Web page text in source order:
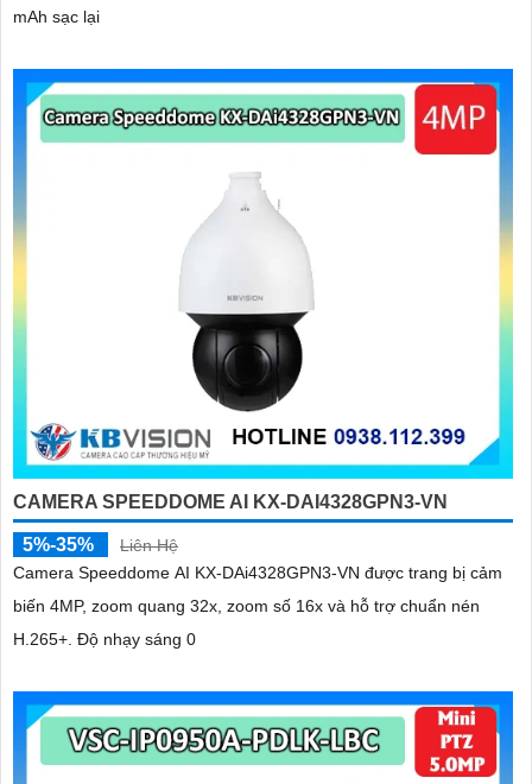
mAh sạc lại
CAMERA SPEEDDOME AI KX-DAI4328GPN3-VN
5%-35%
Liên Hệ
Camera Speeddome AI KX-DAi4328GPN3-VN được trang bị cảm
biến 4MP, zoom quang 32x, zoom số 16x và hỗ trợ chuẩn nén
H.265+. Độ nhạy sáng 0